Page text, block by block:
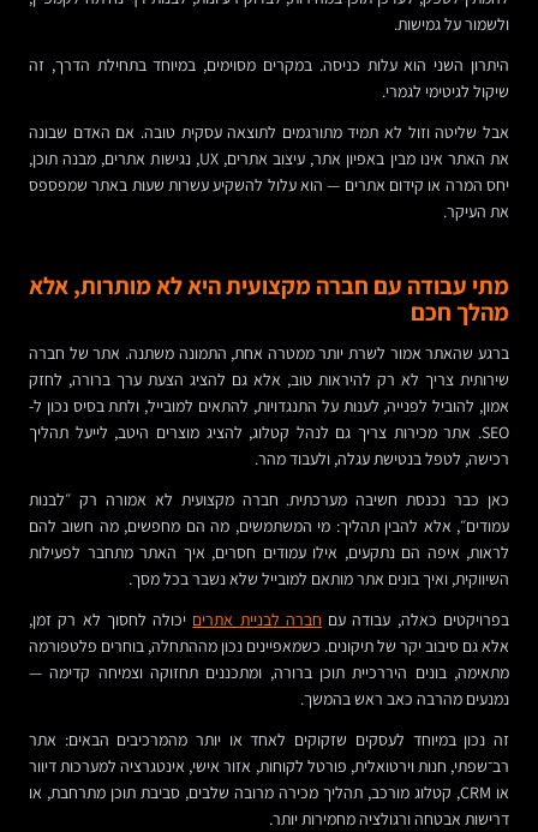
ולשמור על גמישות.
היתרון השני הוא עלות כניסה. במקרים מסוימים, במיוחד בתחילת הדרך, זה
שיקול לגיטימי לגמרי.
אבל שליטה וזול לא תמיד מתורגמים לתוצאה עסקית טובה. אם האדם שבונה
את האתר אינו מבין באפיון אתר, עיצוב אתרים, UX, נגישות אתרים, מבנה תוכן,
יחס המרה או קידום אתרים — הוא עלול להשקיע עשרות שעות באתר שמפספס
את העיקר.
מתי עבודה עם חברה מקצועית היא לא מותרות, אלא
מהלך חכם
ברגע שהאתר אמור לשרת יותר ממטרה אחת, התמונה משתנה. אתר של חברה
שירותית צריך לא רק להיראות טוב, אלא גם להציג הצעת ערך ברורה, לחזק
אמון, להוביל לפנייה, לענות על התנגדויות, להתאים למובייל, ולתת בסיס נכון ל-
SEO. אתר מכירות צריך גם לנהל קטלוג, להציג מוצרים היטב, לייעל תהליך
רכישה, לטפל בנטישת עגלה, ולעבוד מהר.
כאן כבר נכנסת חשיבה מערכתית. חברה מקצועית לא אמורה רק ״לבנות
עמודים״, אלא להבין תהליך: מי המשתמשים, מה הם מחפשים, מה חשוב להם
לראות, איפה הם נתקעים, אילו עמודים חסרים, איך האתר מתחבר לפעילות
השיווקית, ואיך בונים אתר מותאם למובייל שלא נשבר בכל מסך.
בפרויקטים כאלה, עבודה עם חברה לבניית אתרים יכולה לחסוך לא רק זמן,
אלא גם סיבוב יקר של תיקונים. כשמאפיינים נכון מההתחלה, בוחרים פלטפורמה
מתאימה, בונים היררכיית תוכן ברורה, ומתכננים תחזוקה וצמיחה קדימה —
נמנעים מהרבה כאב ראש בהמשך.
זה נכון במיוחד לעסקים שזקוקים לאחד או יותר מהמרכיבים הבאים: אתר
רב־שפתי, חנות וירטואלית, פורטל לקוחות, אזור אישי, אינטגרציה למערכות דיוור
או CRM, קטלוג מורכב, תהליך מכירה מרובה שלבים, סביבת תוכן מתרחבת, או
דרישות אבטחה ורגולציה מחמירות יותר.